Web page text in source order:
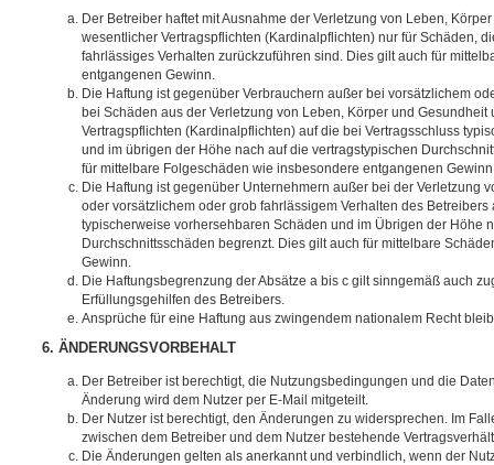
Der Betreiber haftet mit Ausnahme der Verletzung von Leben,
wesentlicher Vertragspflichten (Kardinalpflichten) nur für Schäden,
fahrlässiges Verhalten zurückzuführen sind. Dies gilt auch für
entgangenen Gewinn.
Die Haftung ist gegenüber Verbrauchern außer bei vorsätzlichem
bei Schäden aus der Verletzung von Leben, Körper und
Vertragspflichten (Kardinalpflichten) auf die bei Vertragsschluss
und im übrigen der Höhe nach auf die vertragstypischen
für mittelbare Folgeschäden wie insbesondere entgangenen
Die Haftung ist gegenüber Unternehmern außer bei der Verletzung
oder vorsätzlichem oder grob fahrlässigem Verhalten des Betreibers
typischerweise vorhersehbaren Schäden und im Übrigen der Höhe
Durchschnittsschäden begrenzt. Dies gilt auch für mittelbare
Gewinn.
Die Haftungsbegrenzung der Absätze a bis c gilt sinngemäß auch
Erfüllungsgehilfen des Betreibers.
Ansprüche für eine Haftung aus zwingendem nationalem Recht
6. ÄNDERUNGSVORBEHALT
Der Betreiber ist berechtigt, die Nutzungsbedingungen und die
Änderung wird dem Nutzer per E-Mail mitgeteilt.
Der Nutzer ist berechtigt, den Änderungen zu widersprechen. Im
zwischen dem Betreiber und dem Nutzer bestehende
Die Änderungen gelten als anerkannt und verbindlich, wenn der